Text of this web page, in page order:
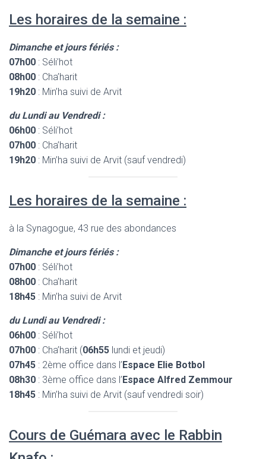
Les horaires de la semaine :
Dimanche et jours fériés :
07h00 : Séli’hot
08h00 : Cha’harit
19h20 : Min’ha suivi de Arvit
du Lundi au Vendredi :
06h00 : Séli’hot
07h00 : Cha’harit
19h20 : Min’ha suivi de Arvit (sauf vendredi)
Les horaires de la semaine :
à la Synagogue, 43 rue des abondances
Dimanche et jours fériés :
07h00 : Séli’hot
08h00 : Cha’harit
18h45 : Min’ha suivi de Arvit
du Lundi au Vendredi :
06h00 : Séli’hot
07h00 : Cha’harit (06h55 lundi et jeudi)
07h45 : 2ème office dans l’Espace Elie Botbol
08h30 : 3ème office dans l’Espace Alfred Zemmour
18h45 : Min’ha suivi de Arvit (sauf vendredi soir)
Cours de Guémara avec le Rabbin